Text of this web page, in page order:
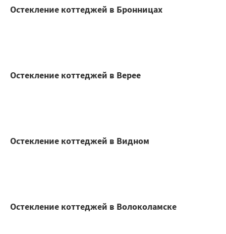
Остекление коттеджей в Бронницах
Остекление коттеджей в Верее
Остекление коттеджей в Видном
Остекление коттеджей в Волоколамске